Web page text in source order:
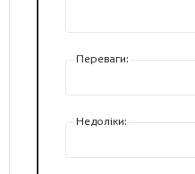
Переваги:
Недоліки: